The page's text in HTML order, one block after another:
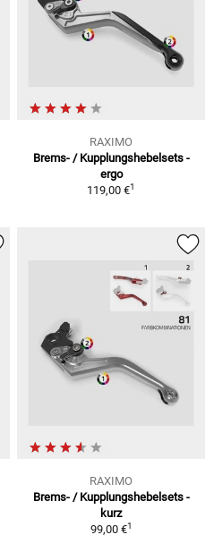
RAXIMO
Brems- / Kupplungshebelsets -
ergo
119,00 €1
RAXIMO
Brems- / Kupplungshebelsets -
kurz
99,00 €1